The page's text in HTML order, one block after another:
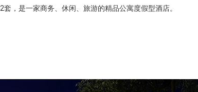
，是一家商务、休闲、旅游的精品公寓度假型酒店。